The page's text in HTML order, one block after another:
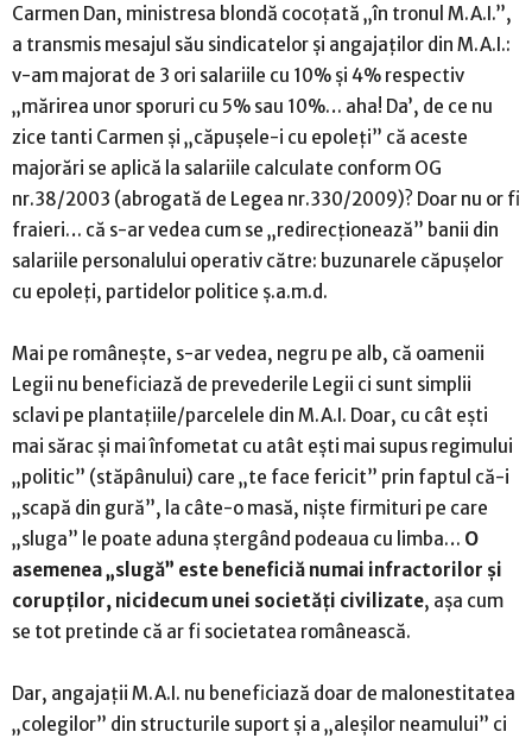
Carmen Dan, ministresa blondă cocoțată „în tronul M.A.I.”,
a transmis mesajul său sindicatelor și angajaților din M.A.I.:
v-am majorat de 3 ori salariile cu 10% și 4% respectiv
„mărirea unor sporuri cu 5% sau 10%… aha! Da’, de ce nu
zice tanti Carmen și „căpușele-i cu epoleți” că aceste
majorări se aplică la salariile calculate conform OG
nr.38/2003 (abrogată de Legea nr.330/2009)? Doar nu or fi
fraieri… că s-ar vedea cum se „redirecționează” banii din
salariile personalului operativ către: buzunarele căpușelor
cu epoleți, partidelor politice ș.a.m.d.
Mai pe românește, s-ar vedea, negru pe alb, că oamenii
Legii nu beneficiază de prevederile Legii ci sunt simplii
sclavi pe plantațiile/parcelele din M.A.I. Doar, cu cât ești
mai sărac și mai înfometat cu atât ești mai supus regimului
„politic” (stăpânului) care „te face fericit” prin faptul că-i
„scapă din gură”, la câte-o masă, niște firmituri pe care
„sluga” le poate aduna ștergând podeaua cu limba… O
asemenea „slugă” este beneficiă numai infractorilor și
corupților, nicidecum unei societăți civilizate, așa cum
se tot pretinde că ar fi societatea românească.
Dar, angajații M.A.I. nu beneficiază doar de malonestitatea
„colegilor” din structurile suport și a „aleșilor neamului” ci